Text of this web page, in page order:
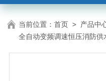
当前位置：首页 > 产品中
全自动变频调速恒压消防供